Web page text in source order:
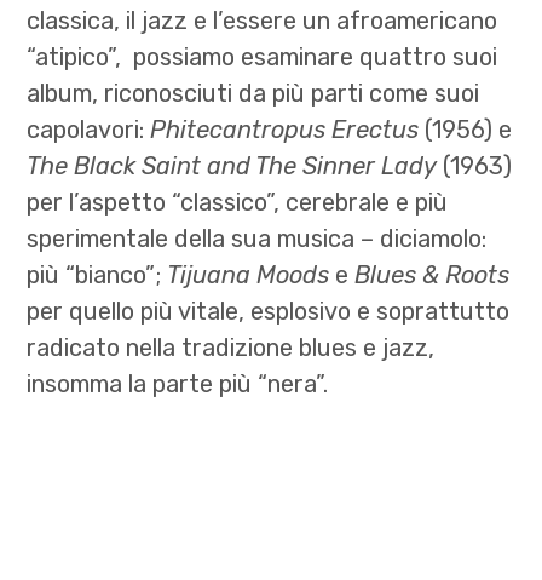
classica, il jazz e l’essere un afroamericano
“atipico”, possiamo esaminare quattro suoi
album, riconosciuti da più parti come suoi
capolavori:Phitecantropus Erectus (1956) e
The Black Saint and The Sinner Lady(1963)
per l’aspetto “classico”, cerebrale e più
sperimentale della sua musica – diciamolo:
più “bianco”; Tijuana Moods eBlues & Roots
per quello più vitale, esplosivo e soprattutto
radicato nella tradizione blues e jazz,
insomma la parte più “nera”.